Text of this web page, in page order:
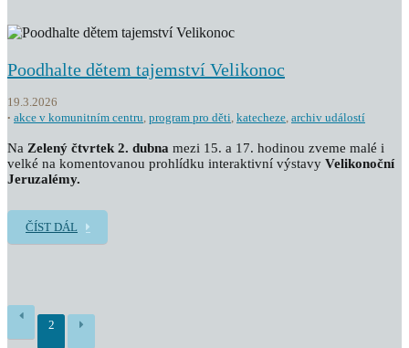
Poodhalte dětem tajemství Velikonoc
19.3.2026
akce v komunitním centru, program pro děti, katecheze, archiv událostí
Na Zelený čtvrtek 2. dubna mezi 15. a 17. hodinou zveme malé i
velké na komentovanou prohlídku interaktivní výstavy Velikonoční
Jeruzalémy.
ČÍST DÁL
2